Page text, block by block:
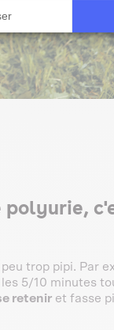
polyurie,
trop pipi. Par
5/10 minutes
retenir et fasse